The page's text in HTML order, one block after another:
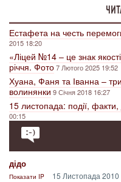
Естафета на честь
2015 18:20
«Ліцей №14 – це знак
річчя. Фото7 Лютого 2025 19:52
Хуана, Фаня та Іванна –
волинянки9 Січня 2018 16:27
15 листопада: події,
00:15
дідо
Показати IP 15 Листопада 2010